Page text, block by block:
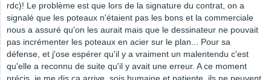
rdc)! Le problème est que lors de la signature du contrat, on a
signalé que les poteaux n'étaient pas les bons et la commerciale
nous a assuré qu'on les aurait mais que le dessinateur ne pouvait
pas incrémenter les poteaux en acier sur le plan... Pour sa
défense, et j'ose espérer qu'il y a vraiment un malentendu c'est
qu'elle a reconnu de suite qu'il y avait une erreur. A ce moment